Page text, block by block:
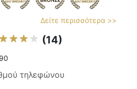
Δείτε περισσότερα >>
(14)
τηλεφώνου